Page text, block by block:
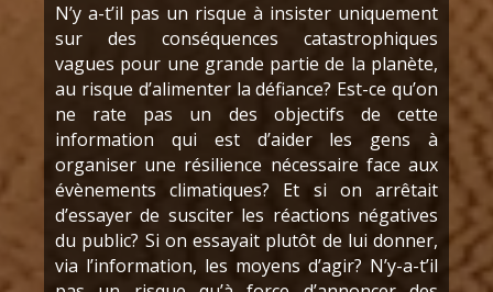
N’y a-t’il pas un risque à insister uniquement
sur des conséquences catastrophiques
vagues pour une grande partie de la planète,
au risque d’alimenter la défiance? Est-ce qu’on
ne rate pas un des objectifs de cette
information qui est d’aider les gens à
organiser une résilience nécessaire face aux
évènements climatiques? Et si on arrêtait
d’essayer de susciter les réactions négatives
du public? Si on essayait plutôt de lui donner,
via l’information, les moyens d’agir? N’y-a-t’il